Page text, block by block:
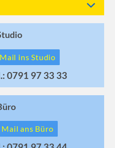
Mail ins Studio
0791 97 33 33
Mail ans Büro